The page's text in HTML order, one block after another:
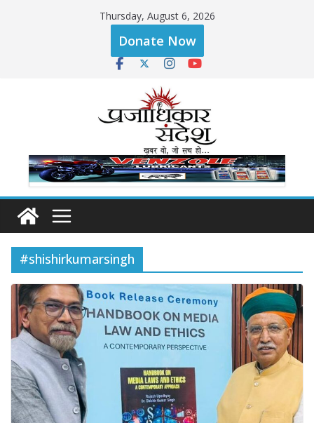
Thursday, August 6, 2026
Donate Now
#shishirkumarsingh